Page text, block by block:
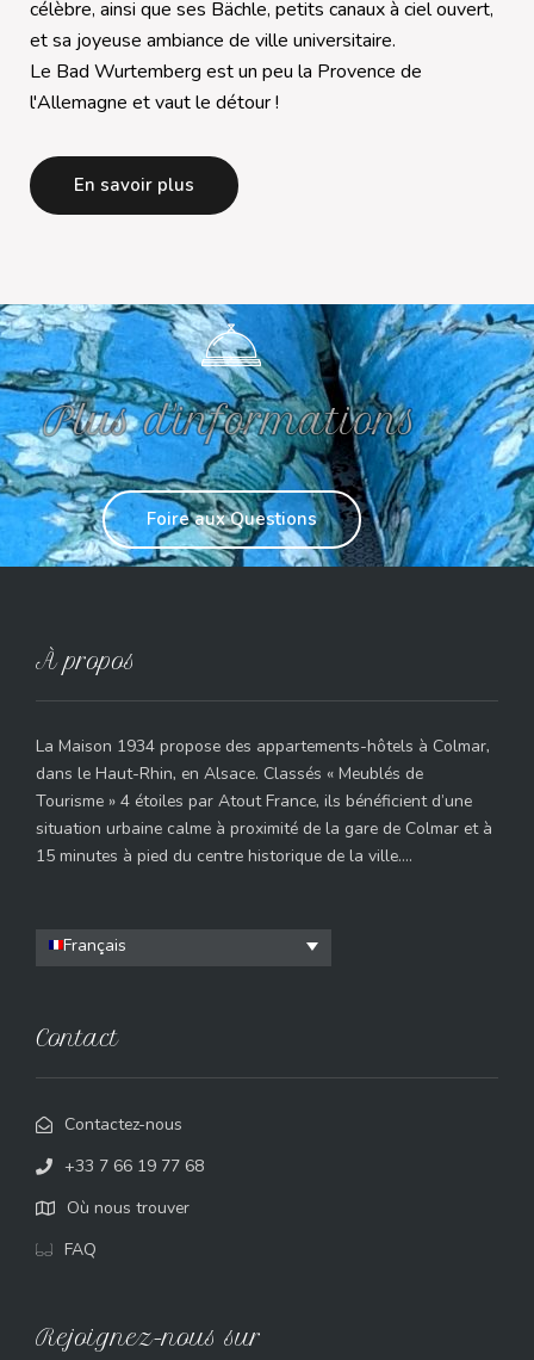
célèbre, ainsi que ses Bächle, petits canaux à ciel ouvert,
et sa joyeuse ambiance de ville universitaire.
Le Bad Wurtemberg est un peu la Provence de
l'Allemagne et vaut le détour !
En savoir plus
Plus d'informations
Foire aux Questions
À propos
La Maison 1934 propose des appartements-hôtels à Colmar,
dans le Haut-Rhin, en Alsace. Classés « Meublés de
Tourisme » 4 étoiles par Atout France, ils bénéficient d’une
situation urbaine calme à proximité de la gare de Colmar et à
15 minutes à pied du centre historique de la ville….
Français
Contact
Contactez-nous
+33 7 66 19 77 68
Où nous trouver
FAQ
Rejoignez-nous sur